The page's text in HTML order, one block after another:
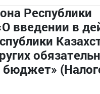
Республики
введении в
бюджет»